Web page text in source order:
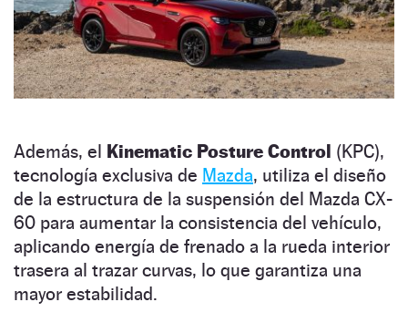
Además, el Kinematic Posture Control (KPC),
tecnología exclusiva de Mazda, utiliza el diseño
de la estructura de la suspensión del Mazda CX-
60 para aumentar la consistencia del vehículo,
aplicando energía de frenado a la rueda interior
trasera al trazar curvas, lo que garantiza una
mayor estabilidad.